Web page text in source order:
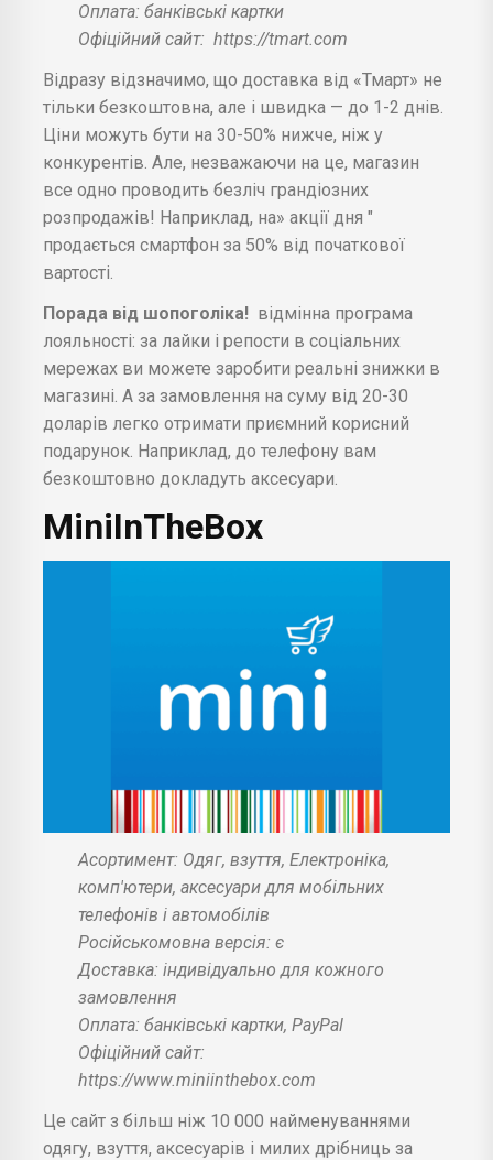
Оплата: банківські картки
Офіційний сайт: https://tmart.com
Відразу відзначимо, що доставка від «Тмарт» не
тільки безкоштовна, але і швидка — до 1-2 днів.
Ціни можуть бути на 30-50% нижче, ніж у
конкурентів. Але, незважаючи на це, магазин
все одно проводить безліч грандіозних
розпродажів! Наприклад, на» акції дня "
продається смартфон за 50% від початкової
вартості.
Порада від шопоголіка! відмінна програма
лояльності: за лайки і репости в соціальних
мережах ви можете заробити реальні знижки в
магазині. А за замовлення на суму від 20-30
доларів легко отримати приємний корисний
подарунок. Наприклад, до телефону вам
безкоштовно докладуть аксесуари.
MiniInTheBox
Асортимент: Одяг, взуття, Електроніка,
комп'ютери, аксесуари для мобільних
телефонів і автомобілів
Російськомовна версія: є
Доставка: індивідуально для кожного
замовлення
Оплата: банківські картки, PayPal
Офіційний сайт:
https://www.miniinthebox.com
Це сайт з більш ніж 10 000 найменуваннями
одягу, взуття, аксесуарів і милих дрібниць за